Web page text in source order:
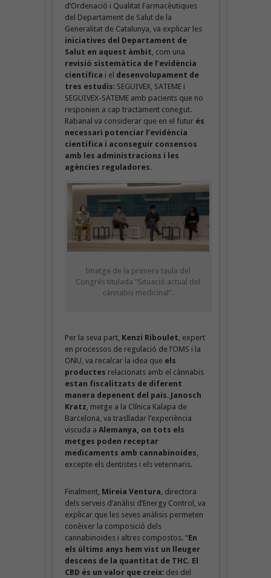
d’Ordenació i Qualitat Farmacèutiques
del Departament de Salut de la
Generalitat de Catalunya, va explicar les
iniciatives del Departament de
Salut en aquest àmbit , com una
revisió sistemàtica de l’evidència
científica i el desenvolupament de
tres estudis: SEGUIVEX, SATEME i
SEGUIVEX-SATEME amb pacients que no
responien a cap tractament conegut.
Rabanal va considerar que en el futur és
necessari potenciar l’evidència
científica i aconseguir consensos
amb les administracions i les
agències reguladores.
Imatge de la primera taula del
Congrés titulada “Situació actual del
cànnabis medicinal”.
Per la seva part, Kenzi Riboulet , expert
en processos de regulació de l’OMS i la
ONU, va recalcar la idea que els
productes relacionats amb el cànnabis
estan fiscalitzats de diferent
manera depenent del país. Janosch
Kratz , metge a la Clínica Kalapa de
Barcelona, va traslladar l’experiència
viscuda a Alemanya, on tots els
metges poden receptar
medicaments amb cannabinoides
excepte els dentistes i els veterinaris.
Finalment, Mireia Ventura , directora
dels serveis d’anàlisi d’Energy Control, va
explicar que les seves anàlisis permeten
conèixer la composició dels
cannabinoides i altres compostos. “En
els últims anys hem vist un lleuger
descens de la quantitat de THC. El
CBD és un valor que creix: des del